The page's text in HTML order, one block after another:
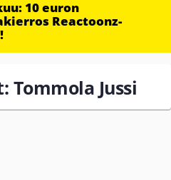
10 euron
Reactoonz-
Jussi